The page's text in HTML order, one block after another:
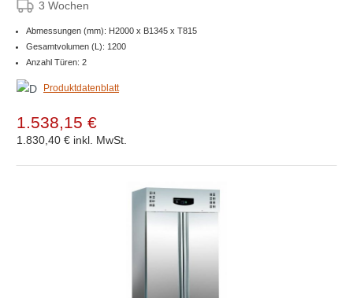
3 Wochen
Abmessungen (mm): H2000 x B1345 x T815
Gesamtvolumen (L): 1200
Anzahl Türen: 2
Produktdatenblatt
1.538,15 €
1.830,40 € inkl. MwSt.